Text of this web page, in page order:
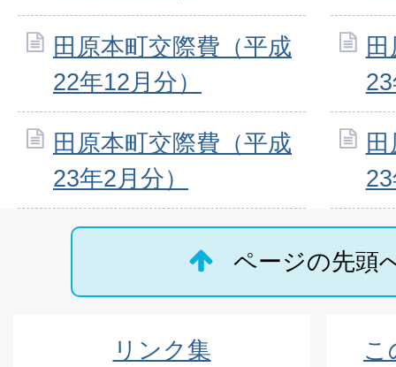
田原本町交際費（平成
22年12月分）
田原本町交際費（平成
23年2月分）
ページの先頭
リンク集 こ